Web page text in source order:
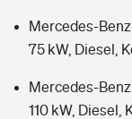
Mercedes-Benz
75 kW, Diesel,
Mercedes-Benz
110 kW, Diesel,